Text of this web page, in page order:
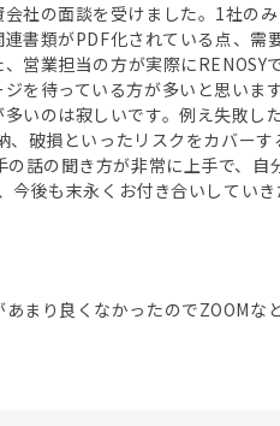
社の面談を受けました。1社の
書類がPDF化されている点、
営業担当の方が実際に
を待っている方が多いと思いま
いのは寂しいです。例え失敗し
、破損といったリスクをカバー
話の聞き方が非常に上手で、
後も末永くお付き合いしていき
まり良くなかったのでZOOMな